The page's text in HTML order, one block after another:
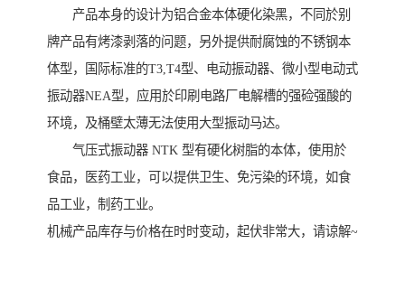
产品本身的设计为铝合金本体硬化染黑，不同於别
牌产品有烤漆剥落的问题，另外提供耐腐蚀的不锈钢本
体型，国际标准的T3,T4型、电动振动器、微小型电动式
振动器NEA型，应用於印刷电路厂电解槽的强硷强酸的
环境，及桶壁太薄无法使用大型振动马达。
气压式振动器 NTK 型有硬化树脂的本体，使用於
食品，医药工业，可以提供卫生、免污染的环境，如食
品工业，制药工业。
机械产品库存与价格在时时变动，起伏非常大，请谅解~